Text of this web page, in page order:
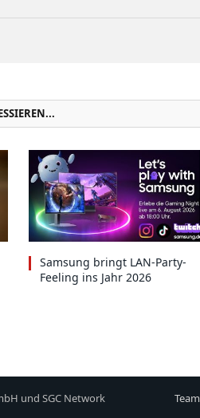
Samsung bringt LAN-Party-
Feeling ins Jahr 2026
und SGC Network Team